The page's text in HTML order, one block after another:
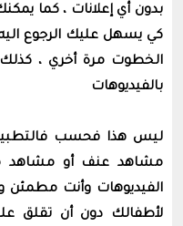
بدون أي إعلانات ، كما
كي يسهل عليك الرجوع
الخطوت مرة أخري ،
بالفيديوهات
ليس هذا فحسب
مشاهد عنف أو مشاهد
الفيديوهات وأنت مطمئن
لأطفالك دون أن تقلق